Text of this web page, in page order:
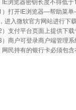
1）打开IE浏览器—帮助菜
进入微软官方网站进行下
2）支付平台页面上提供下
3）商户可登录商户端管理
网民持有的银行卡必须包